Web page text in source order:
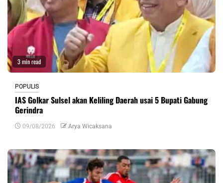
3 min read
POPULIS
IAS Golkar Sulsel akan Keliling Daerah usai 5 Bupati Gabung
Gerindra
09/08/2026 Arya Wicaksana